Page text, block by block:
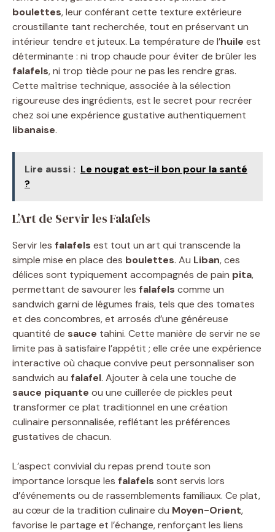
boulettes, leur conférant cette texture extérieure
croustillante tant recherchée, tout en préservant un
intérieur tendre et juteux. La température de l’huile est
déterminante : ni trop chaude pour éviter de brûler les
falafels, ni trop tiède pour ne pas les rendre gras.
Cette maîtrise technique, associée à la sélection
rigoureuse des ingrédients, est le secret pour recréer
chez soi une expérience gustative authentiquement
libanaise.
Lire aussi : Le nougat est-il bon pour la santé
?
L’Art de Servir les Falafels
Servir les falafels est tout un art qui transcende la
simple mise en place des boulettes. Au Liban, ces
délices sont typiquement accompagnés de pain pita,
permettant de savourer les falafels comme un
sandwich garni de légumes frais, tels que des tomates
et des concombres, et arrosés d’une généreuse
quantité de sauce tahini. Cette manière de servir ne se
limite pas à satisfaire l’appétit ; elle crée une expérience
interactive où chaque convive peut personnaliser son
sandwich au falafel. Ajouter à cela une touche de
sauce piquante ou une cuillerée de pickles peut
transformer ce plat traditionnel en une création
culinaire personnalisée, reflétant les préférences
gustatives de chacun.
L’aspect convivial du repas prend toute son
importance lorsque les falafels sont servis lors
d’événements ou de rassemblements familiaux. Ce plat,
au cœur de la tradition culinaire du Moyen-Orient,
favorise le partage et l’échange, renforçant les liens